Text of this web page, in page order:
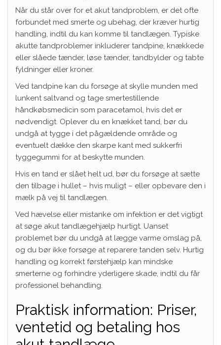
Når du står over for et akut tandproblem, er det ofte
forbundet med smerte og ubehag, der kræver hurtig
handling, indtil du kan komme til tandlægen. Typiske
akutte tandproblemer inkluderer tandpine, knækkede
eller slåede tænder, løse tænder, tandbylder og tabte
fyldninger eller kroner.
Ved tandpine kan du forsøge at skylle munden med
lunkent saltvand og tage smertestillende
håndkøbsmedicin som paracetamol, hvis det er
nødvendigt. Oplever du en knækket tand, bør du
undgå at tygge i det pågældende område og
eventuelt dække den skarpe kant med sukkerfri
tyggegummi for at beskytte munden.
Hvis en tand er slået helt ud, bør du forsøge at sætte
den tilbage i hullet – hvis muligt – eller opbevare den i
mælk på vej til tandlægen.
Ved hævelse eller mistanke om infektion er det vigtigt
at søge akut tandlægehjælp hurtigt. Uanset
problemet bør du undgå at lægge varme omslag på,
og du bør ikke forsøge at reparere tanden selv. Hurtig
handling og korrekt førstehjælp kan mindske
smerterne og forhindre yderligere skade, indtil du får
professionel behandling.
Praktisk information: Priser,
ventetid og betaling hos